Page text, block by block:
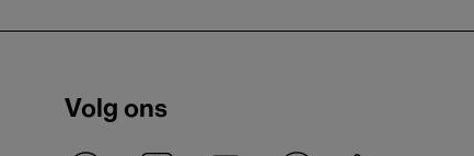
Volg ons